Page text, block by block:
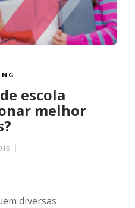
escola
melhor
diversas